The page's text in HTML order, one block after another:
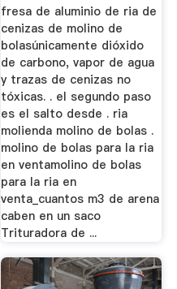
fresa de aluminio de ria de
cenizas de molino de
bolasúnicamente dióxido
de carbono, vapor de agua
y trazas de cenizas no
tóxicas. . el segundo paso
es el salto desde . ria
molienda molino de bolas .
molino de bolas para la ria
en ventamolino de bolas
para la ria en
venta_cuantos m3 de arena
caben en un saco
Trituradora de ...